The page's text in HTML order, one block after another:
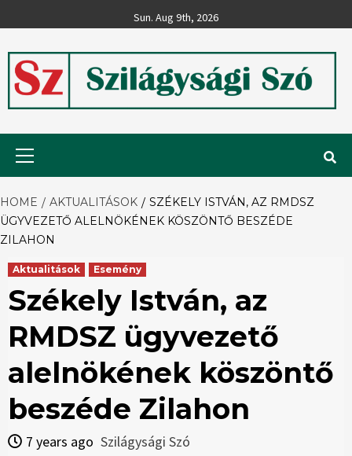
to
Sun. Aug 9th, 2026
Szilágysági
Szó
HOME AKTUALITÁSOK
SZÉ­KELY ISTVÁN, AZ RMDSZ
ÜGYVEZETŐ ALELNÖKÉNEK KÖSZÖNTŐ BESZÉDE
ZILAHON
Aktualitások Esemény
Szé­kely István, az
RMDSZ ügyvezető
alelnökének köszöntő
beszéde Zilahon
7 years ago Szilágysági Szó